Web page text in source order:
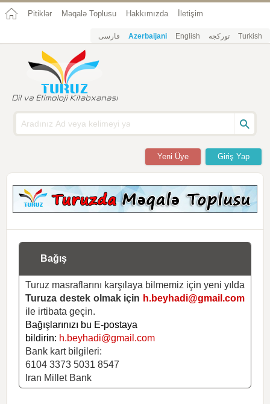
Pitiklər Məqalə Toplusu Hakkımızda İletişim
فارسی Azerbaijani English تورکجه Turkish
Giriş Yap
Yeni Üye
Bağış
Turuz masraflarını karşılaya bilmemiz için yeni yılda
Turuza destek olmak için h.beyhadi@gmail.com
ile irtibata geçin.
Bağışlarınızı bu E-postaya
bildirin: h.beyhadi@gmail.com
Bank kart bilgileri:
6104 3373 5031 8547
Iran Millet Bank